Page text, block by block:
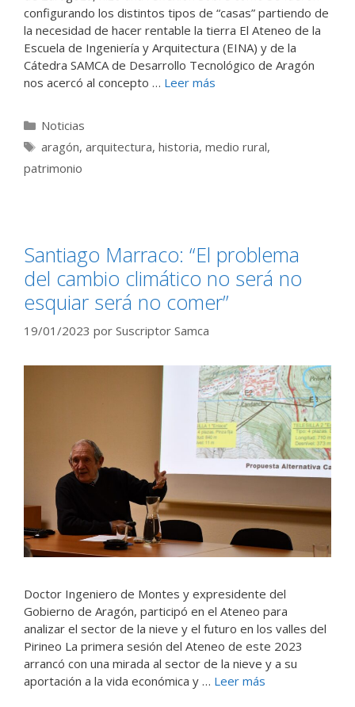
configurando los distintos tipos de “casas” partiendo de
la necesidad de hacer rentable la tierra El Ateneo de la
Escuela de Ingeniería y Arquitectura (EINA) y de la
Cátedra SAMCA de Desarrollo Tecnológico de Aragón
nos acercó al concepto … Leer más
Categorías
Noticias
Etiquetas
aragón, arquitectura, historia, medio rural,
patrimonio
Santiago Marraco: “El problema
del cambio climático no será no
esquiar será no comer”
19/01/2023 por Suscriptor Samca
Doctor Ingeniero de Montes y expresidente del
Gobierno de Aragón, participó en el Ateneo para
analizar el sector de la nieve y el futuro en los valles del
Pirineo La primera sesión del Ateneo de este 2023
arrancó con una mirada al sector de la nieve y a su
aportación a la vida económica y … Leer más